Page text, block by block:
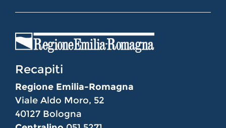
Recapiti
Regione Emilia-Romagna
Viale Aldo Moro, 52
40127 Bologna